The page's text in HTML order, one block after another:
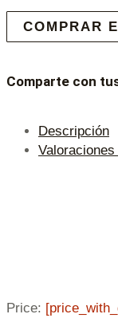
COMPRAR
Comparte con
Descripción
Valoraciones
Price: